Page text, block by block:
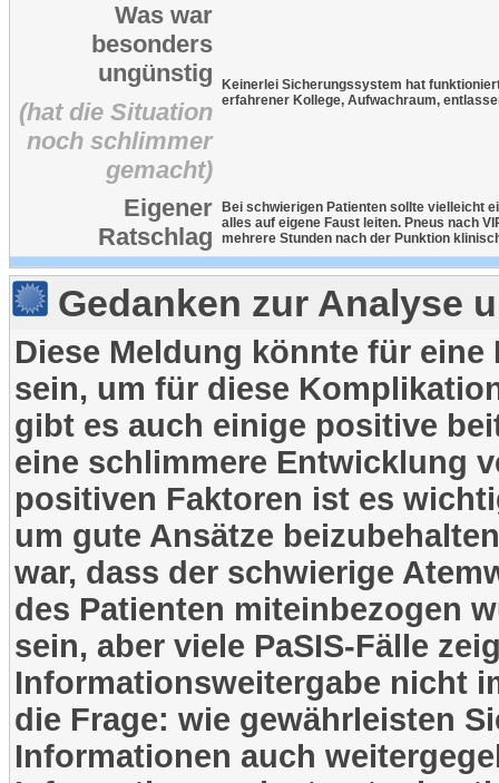
Was war
besonders
ungünstig
(hat die Situation
noch schlimmer
gemacht)
Keinerlei Sicherungssystem hat
erfahrener Kollege, Aufwachraum,
Eigener
Ratschlag
Bei schwierigen Patienten sollte vielleicht
alles auf eigene Faust leiten. Pneus nach
mehrere Stunden nach der Punktion
Gedanken zur Analyse
Diese Meldung könnte für
sein, um für diese
gibt es auch einige positive
eine schlimmere Entwicklung
positiven Faktoren ist es
um gute Ansätze
war, dass der schwierige
des Patienten miteinbezogen
sein, aber viele PaSIS-Fälle
Informationsweitergabe nicht
die Frage: wie gewährleisten
Informationen auch